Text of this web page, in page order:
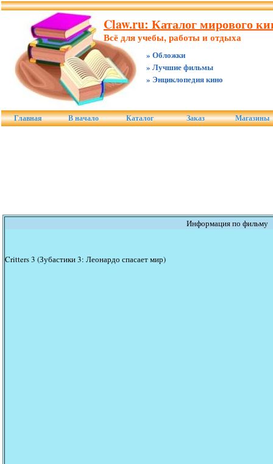
Claw.ru: Каталог мирового
Всё для учебы, работы и отдыха
» Обложки
» Лучшие фильмы
» Энциклопедия кино
Главная В начало Каталог Заказ Магазины
Информация по фильму
Critters 3 (Зубастики 3: Леонардо спасает мир)